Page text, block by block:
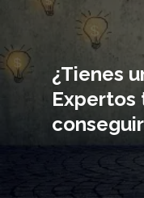
¿Tienes
Expertos